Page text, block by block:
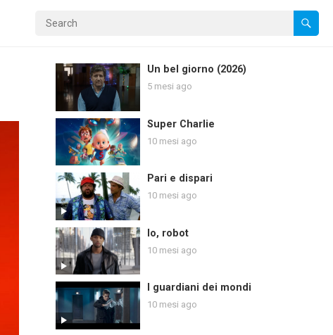
Un bel giorno (2026)
5 mesi ago
Super Charlie
10 mesi ago
Pari e dispari
10 mesi ago
Io, robot
10 mesi ago
I guardiani dei mondi
10 mesi ago